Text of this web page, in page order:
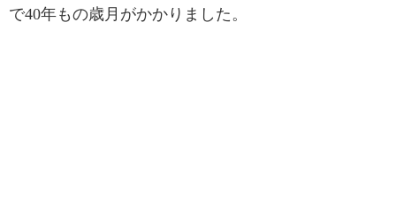
で40年もの歳月がかかりました。